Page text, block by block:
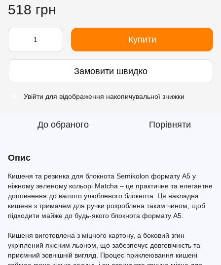
518 грн
Купити
Замовити швидко
Увійти для відображення накопичувальної знижки
До обраного Порівняти
Опис
Кишеня та резинка для блокнота Semikolon формату A5 у
ніжному зеленому кольорі Matcha – це практичне та елегантне
доповнення до вашого улюбленого блокнота. Ця накладна
кишеня з тримачем для ручки розроблена таким чином, щоб
підходити майже до будь-якого блокнота формату A5.
Кишеня виготовлена з міцного картону, а боковий згин
укріплений якісним льоном, що забезпечує довговічність та
приємний зовнішній вигляд. Процес приклеювання кишені